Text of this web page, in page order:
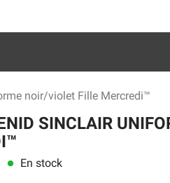
noir/violet Fille Mercredi™
SINCLAIR
lens En stock